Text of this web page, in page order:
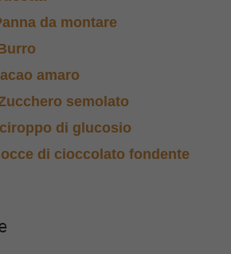
da montare
amaro
semolato
di glucosio
di cioccolato fondente